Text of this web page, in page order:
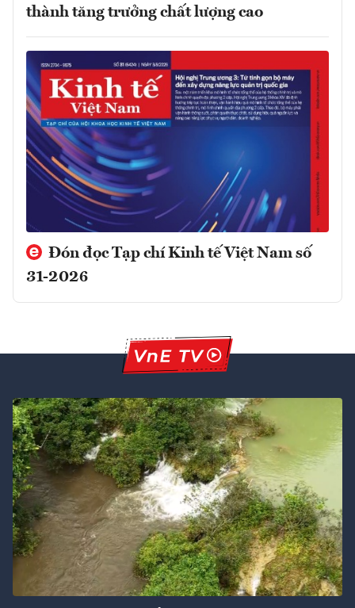
thành tăng trưởng chất lượng cao
Đón đọc Tạp chí Kinh tế Việt Nam số
31-2026